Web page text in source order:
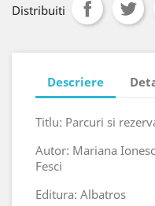
Distribuiti
Descriere
Titlu: Parcuri si
Autor: Mariana
Fesci
Editura: Albatros